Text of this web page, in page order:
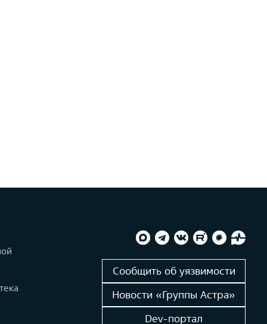
Сообщить об уязвимости
Новости «Группы Астра»
Dev-портал